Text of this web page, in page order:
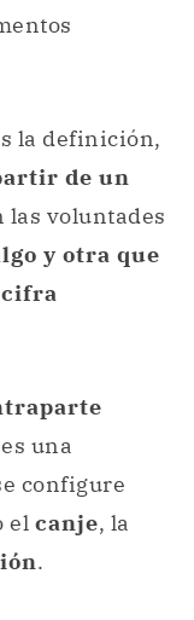
la definición,
de un
las voluntades
y otra que
cifra
una
configure
el canje, la
.